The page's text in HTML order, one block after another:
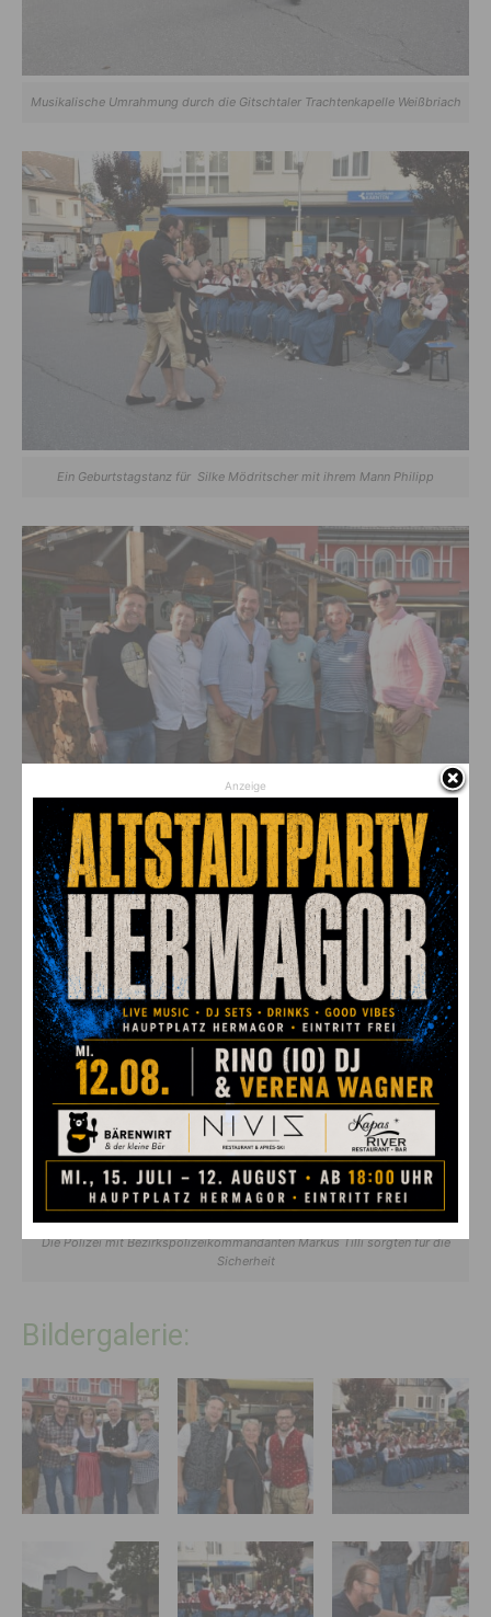
Musikalische Umrahmung durch die Gitschtaler Trachtenkapelle Weißbriach
Ein Geburtstagstanz für Silke Mödritscher mit ihrem Mann Philipp
Mit dabei auch eine Abordnung aus Villach u.a. mit Peter Weidinger und Daniel
Derler (Pleamle)
Die Polizei mit Bezirkspolizeikommandanten Markus Tilli sorgten für die
Sicherheit
Bildergalerie:
Anzeige